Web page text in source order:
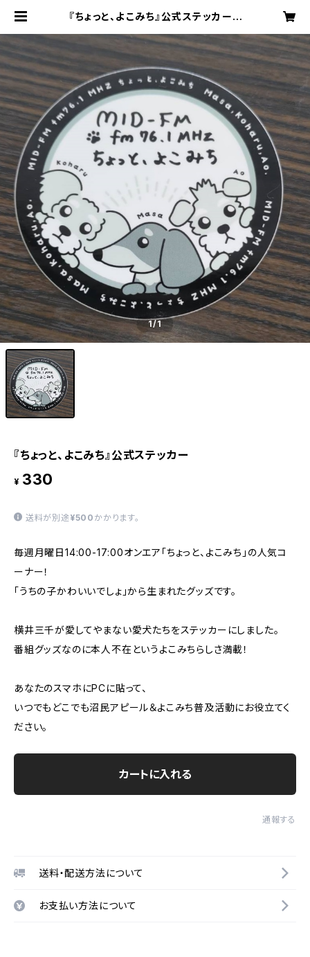
『ちょっと、よこみち』公式ステッカー |
1/1
『ちょっと、よこみち』公式ステッカー
¥ 330
送料が別途 ¥500 かかります。
毎週月曜日14:00-17:00オンエア「ちょっと、よこみち」の人気コ
ーナー！
「うちの子かわいいでしょ」から生まれたグッズです。
横井三千が愛してやまない愛犬たちをステッカーにしました。
番組グッズなのに本人不在というよこみちらしさ満載！
あなたのスマホにPCに貼って、
いつでもどこでも沼民アピール＆よこみち普及活動にお役立てく
ださい。
カートに入れる
通報する
送料・配送方法について
お支払い方法について